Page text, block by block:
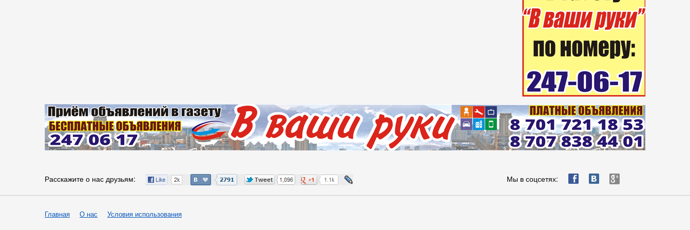
Расскажите о нас друзьям: Мы в соцсетях: ä æ è
Главная О нас Условия использования